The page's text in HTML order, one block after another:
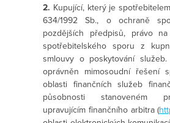
2. Kupující, který je
634/1992 Sb., o ochraně
pozdějších předpisů, právo
spotřebitelského sporu z
smlouvy o poskytování
oprávněn mimosoudní řešení
oblasti finančních služeb
působnosti stanoveném
upravujícím finančního arbitra (